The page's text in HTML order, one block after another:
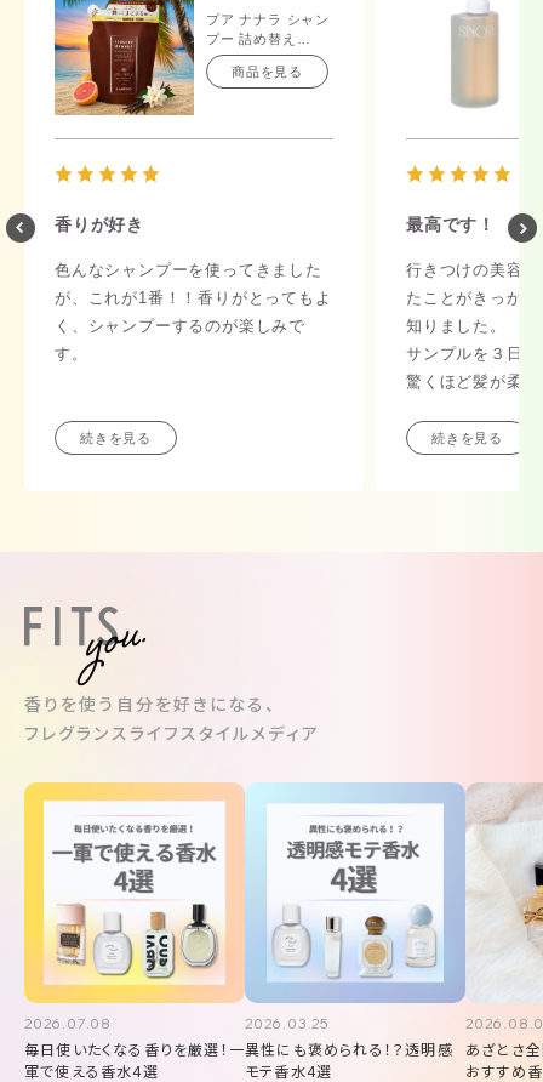
プア ナナラ シャン
プー 詰め替え
350mL
商品を見る
香りが好き
色んなシャンプーを使ってきました
が、これが1番！！香りがとってもよ
く、シャンプーするのが楽しみで
す。
続きを見る
最高です！
行きつけの美容
たことがきっか
知りました。
サンプルを３日
驚くほど髪が柔
っていきたい！
す。また翌朝も
続きを見る
香りを使う自分を好きになる、
フレグランスライフスタイルメディア
2026.07.08
毎日使いたくなる香りを厳選！一
軍で使える香水4選
2026.03.25
異性にも褒められる！？透明感
モテ香水4選
あざとさ
おすすめ